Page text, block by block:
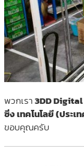
พวกเรา3DD
ซิ่ง เทคโนโลยี (ประเ
ขอบคุณครับ